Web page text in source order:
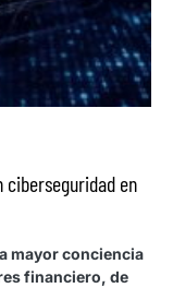
ciberseguridad en
mayor conciencia
financiero, de